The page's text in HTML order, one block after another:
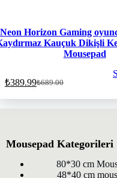
Neon Horizon Gaming
Kauçuk Dikişli
Mousepad
₺689.00
₺389.99
Mousepad Kategorileri
80*30 cm
48*40 cm